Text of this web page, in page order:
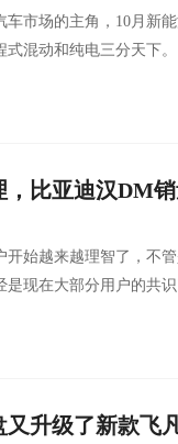
车市场的主角，10月新
混动和纯电三分天下。
，比亚迪汉DM
开始越来越理智了，不
现在大部分用户的共识
升级了新款飞